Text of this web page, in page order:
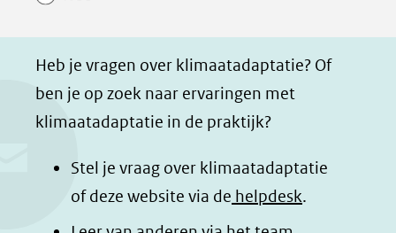
a
b
o
o
i
d
I
h
t
a
p
n
d
l
e
Heb je vragen over klimaatadaptatie? Of
ben je op zoek naar ervaringen met
klimaatadaptatie in de praktijk?
Stel je vraag over klimaatadaptatie
of deze website via de helpdesk.